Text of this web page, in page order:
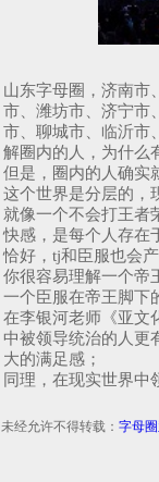
山东字母圈，济南市
市、潍坊市、济宁市
市、聊城市、临沂市
解圈内的人，为什么
但是，圈内的人确实
这个世界是分层的，
就像一个不会打王者
快感，是每个人存在
恰好，tj和臣服也会产
你很容易理解一个帝
一个臣服在帝王脚下
在李银河老师《亚文
中被领导统治的人更
大的满足感；
同理，在现实世界中
未经允许不得转载： 字母